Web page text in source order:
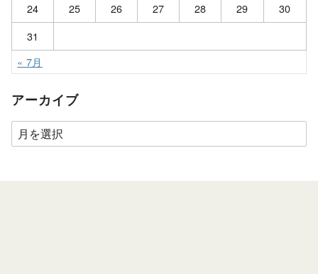
24
25 26 27 28 29
30
31
« 7月
アーカイブ
ア
ー